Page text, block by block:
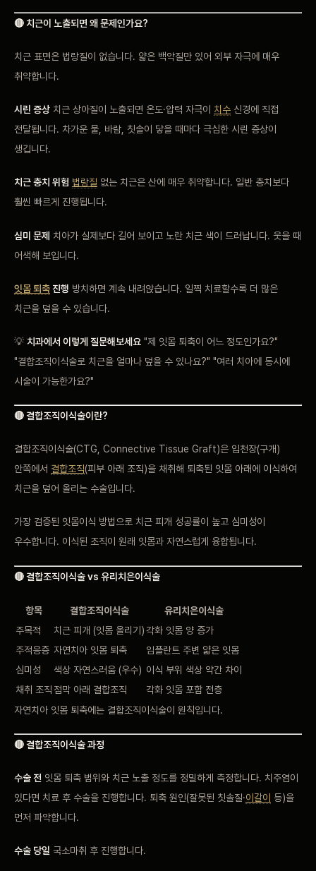
🔴 치근이 노출되면 왜 문제인가요?
치근 표면은 법랑질이 없습니다. 얇은 백악질만 있어 외부 자극에 매우
취약합니다.
시린 증상 치근 상아질이 노출되면 온도·압력 자극이 치수 신경에 직접
전달됩니다. 차가운 물, 바람, 칫솔이 닿을 때마다 극심한 시린 증상이
생깁니다.
치근 충치 위험 법랑질 없는 치근은 산에 매우 취약합니다. 일반 충치보다
훨씬 빠르게 진행됩니다.
심미 문제 치아가 실제보다 길어 보이고 노란 치근 색이 드러납니다. 웃을 때
어색해 보입니다.
잇몸 퇴축진행 방치하면 계속 내려앉습니다. 일찍 치료할수록 더 많은
치근을 덮을 수 있습니다.
💡 치과에서 이렇게 질문해보세요 "제 잇몸 퇴축이 어느 정도인가요?"
"결합조직이식술로 치근을 얼마나 덮을 수 있나요?" "여러 치아에 동시에
시술이 가능한가요?"
🔴 결합조직이식술이란?
결합조직이식술(CTG, Connective Tissue Graft)은 입천장(구개)
안쪽에서 결합조직(피부 아래 조직)을 채취해 퇴축된 잇몸 아래에 이식하여
치근을 덮어 올리는 수술입니다.
가장 검증된 잇몸이식 방법으로 치근 피개 성공률이 높고 심미성이
우수합니다. 이식된 조직이 원래 잇몸과 자연스럽게 융합됩니다.
🔴 결합조직이식술 vs 유리치은이식술
항목 결합조직이식술
유리치은이식술
주목적
치근 피개 (잇몸 올리기)각화 잇몸 양 증가
주적응증 자연치아 잇몸 퇴축
임플란트 주변 얇은 잇몸
심미성
색상 자연스러움 (우수) 이식 부위 색상 약간 차이
채취 조직 점막 아래 결합조직
각화 잇몸 포함 전층
자연치아 잇몸 퇴축에는 결합조직이식술이 원칙입니다.
🔴 결합조직이식술 과정
수술 전 잇몸 퇴축 범위와 치근 노출 정도를 정밀하게 측정합니다. 치주염이
있다면 치료 후 수술을 진행합니다. 퇴축 원인(잘못된 칫솔질·이갈이
등)을
먼저 파악합니다.
수술 당일 국소마취 후 진행합니다.